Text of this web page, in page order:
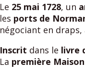
Le 25 mai 1728, un
les ports de
négociant en draps,
Inscrit dans le livre
La première